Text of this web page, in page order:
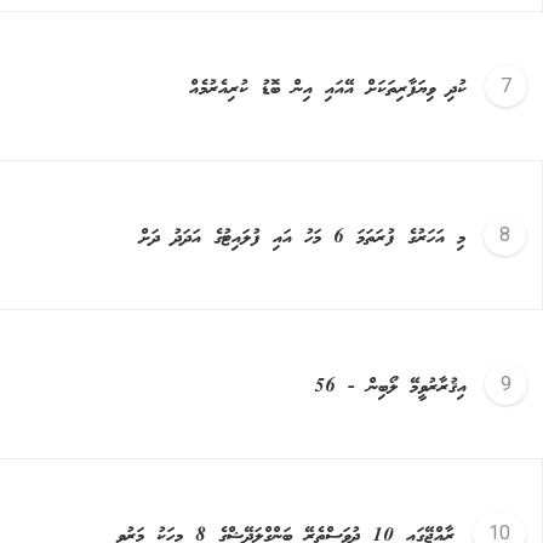
ކުދި ވިޔަފާރިތަކަށް އޭއައި އިން ބޮޑު ކުރިއެރުމެއް
މި އަހަރުގެ ފުރަތަމަ 6 މަހު އައި ފުލައިޓުގެ އަދަދު ދަށް
އިޤުރާރުވީމޭ ލޯބިން - 56
ރާއްޖޭގައި 10 ދުވަސްތެރޭ ބަންގްލަދޭޝްގެ 8 މީހަކު މަރުވި